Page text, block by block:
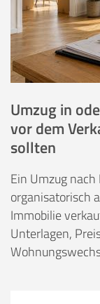
Umzug in
vor dem
sollten
Ein Umzug
organisatorisch
Immobilie
Unterlagen,